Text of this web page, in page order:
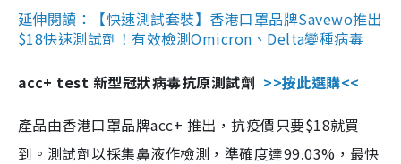
延伸閱讀：【快速測試套裝】香港口罩品牌Savewo推出
$18快速測試劑！有效檢測Omicron、Delta變種病毒
acc+ test 新型冠狀病毒抗原測試劑 >>按此選購<<
產品由香港口罩品牌acc+ 推出，抗疫價只要$18就買
到。測試劑以採集鼻液作檢測，準確度達99.03%，最快